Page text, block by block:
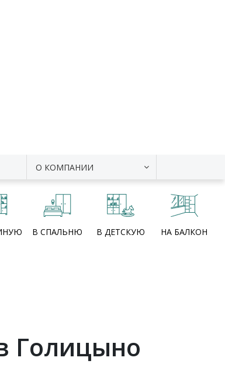
О КОМПАНИИ
В СПАЛЬНЮ В ДЕТСКУЮ НА БАЛКОН
Голицыно